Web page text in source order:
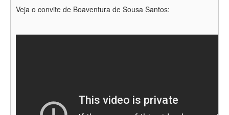
Veja o convite de Boaventura de Sousa Santos: